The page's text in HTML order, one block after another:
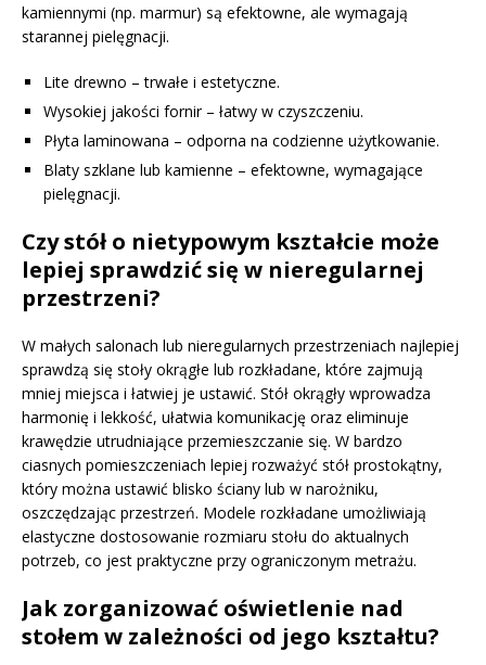
kamiennymi (np. marmur) są efektowne, ale wymagają
starannej pielęgnacji.
Lite drewno – trwałe i estetyczne.
Wysokiej jakości fornir – łatwy w czyszczeniu.
Płyta laminowana – odporna na codzienne użytkowanie.
Blaty szklane lub kamienne – efektowne, wymagające
pielęgnacji.
Czy stół o nietypowym kształcie może
lepiej sprawdzić się w nieregularnej
przestrzeni?
W małych salonach lub nieregularnych przestrzeniach najlepiej
sprawdzą się stoły okrągłe lub rozkładane, które zajmują
mniej miejsca i łatwiej je ustawić. Stół okrągły wprowadza
harmonię i lekkość, ułatwia komunikację oraz eliminuje
krawędzie utrudniające przemieszczanie się. W bardzo
ciasnych pomieszczeniach lepiej rozważyć stół prostokątny,
który można ustawić blisko ściany lub w narożniku,
oszczędzając przestrzeń. Modele rozkładane umożliwiają
elastyczne dostosowanie rozmiaru stołu do aktualnych
potrzeb, co jest praktyczne przy ograniczonym metrażu.
Jak zorganizować oświetlenie nad
stołem w zależności od jego kształtu?